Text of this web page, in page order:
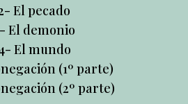
El pecado
El demonio
El mundo
(1º parte)
(2º parte)